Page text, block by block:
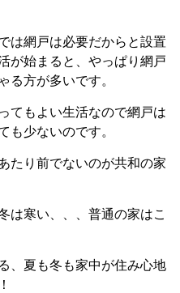
は網戸は必要だからと設置
が始まると、やっぱり網戸
る方が多いです。
てもよい生活なので網戸は
も少ないのです。
たり前でないのが共和の家
は寒い、、、普通の家はこ
、夏も冬も家中が住み心地